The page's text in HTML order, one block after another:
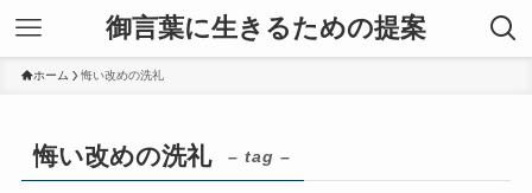
御言葉に生きるための提案
ホーム 悔い改めの洗礼
悔い改めの洗礼 – tag –